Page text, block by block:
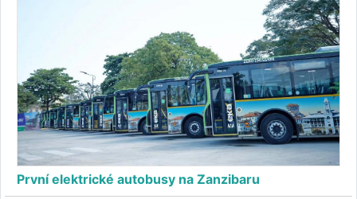
První elektrické autobusy na Zanzibaru